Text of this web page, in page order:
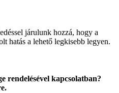
járulunk hozzá, hogy a
hatás a lehető legkisebb legyen.
rendelésével kapcsolatban?